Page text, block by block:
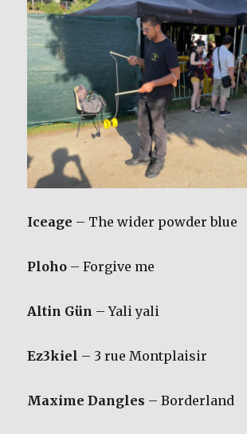
Iceage – The wider powder blue
Ploho – Forgive me
Altin Gün – Yali yali
Ez3kiel – 3 rue Montplaisir
Maxime Dangles – Borderland